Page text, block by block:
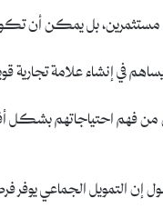
بل يمكن أن
في إنشاء علامة
فهم احتياجاتهم بشكل
إن التمويل الجماعي يوفر